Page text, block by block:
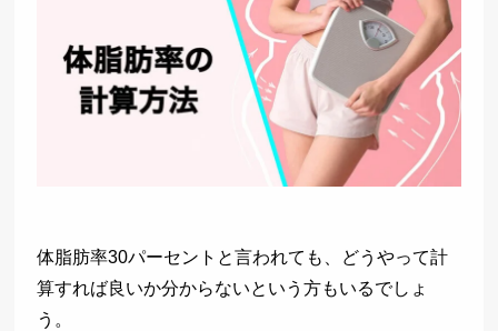
体脂肪率30パーセントと言われても、どうやって計
算すれば良いか分からないという方もいるでしょ
う。